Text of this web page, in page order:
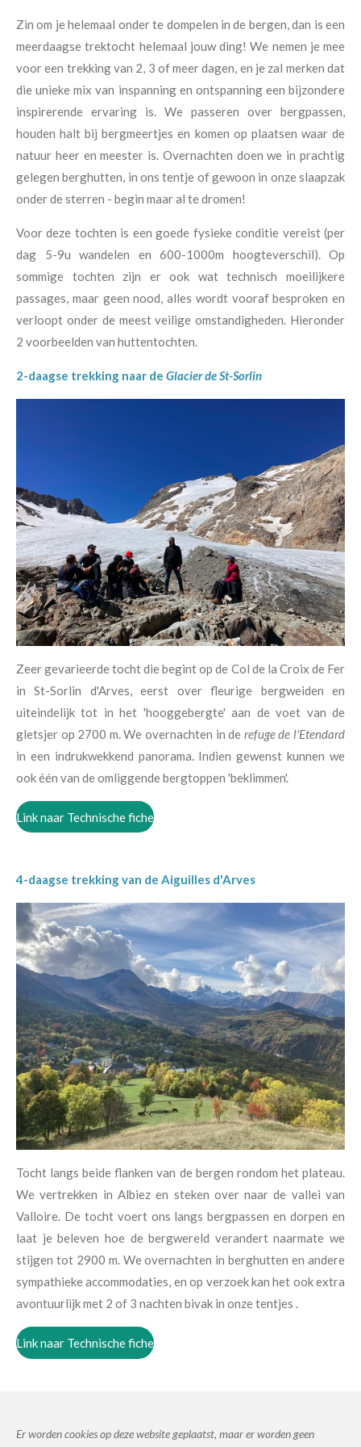
Zin om je helemaal onder te dompelen in de bergen, dan is een
meerdaagse trektocht helemaal jouw ding! We nemen je mee
voor een trekking van 2, 3 of meer dagen, en je zal merken dat
die unieke mix van inspanning en ontspanning een bijzondere
inspirerende ervaring is. We passeren over bergpassen,
houden halt bij bergmeertjes en komen op plaatsen waar de
natuur heer en meester is. Overnachten doen we in prachtig
gelegen berghutten, in ons tentje of gewoon in onze slaapzak
onder de sterren - begin maar al te dromen!
Voor deze tochten is een goede fysieke conditie vereist (per
dag 5-9u wandelen en 600-1000m hoogteverschil). Op
sommige tochten zijn er ook wat technisch moeilijkere
passages, maar geen nood, alles wordt vooraf besproken en
verloopt onder de meest veilige omstandigheden. Hieronder
2 voorbeelden van huttentochten.
2-daagse trekking naar de Glacier de St-Sorlin
Zeer gevarieerde tocht die begint op de Col de la Croix de Fer
in St-Sorlin d'Arves, eerst over fleurige bergweiden en
uiteindelijk tot in het 'hooggebergte' aan de voet van de
gletsjer op 2700 m. We overnachten in de refuge de l'Etendard
in een indrukwekkend panorama. Indien gewenst kunnen we
ook één van de omliggende bergtoppen 'beklimmen'.
Link naar Technische fiche
4-daagse trekking van de Aiguilles d'Arves
Tocht langs beide flanken van de bergen rondom het plateau.
We vertrekken in Albiez en steken over naar de vallei van
Valloire. De tocht voert ons langs bergpassen en dorpen en
laat je beleven hoe de bergwereld verandert naarmate we
stijgen tot 2900 m. We overnachten in berghutten en andere
sympathieke accommodaties, en op verzoek kan het ook extra
avontuurlijk met 2 of 3 nachten bivak in onze tentjes .
Link naar Technische fiche
Er worden cookies op deze website geplaatst, maar er worden geen